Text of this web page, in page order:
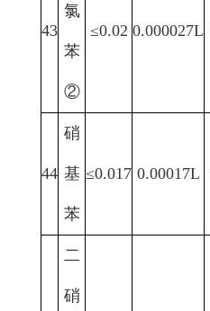
43
氯
苯
②
≤0.02 0.000027L
44
硝
基
苯
≤0.017 0.00017L
二
硝